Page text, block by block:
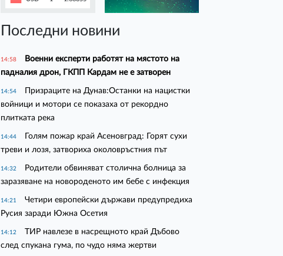
Последни новини
14:58
Военни експерти работят на мястото на
падналия дрон, ГКПП Кардам не е затворен
14:54
Призраците на Дунав:Останки на нацистки
войници и мотори се показаха от рекордно
плитката река
14:44
Голям пожар край Асеновград: Горят сухи
треви и лозя, затвориха околовръстния път
14:32
Родители обвиняват столична болница за
заразяване на новороденото им бебе с инфекция
14:21
Четири европейски държави предупредиха
Русия заради Южна Осетия
14:12
ТИР навлезе в насрещното край Дъбово
след спукана гума, по чудо няма жертви